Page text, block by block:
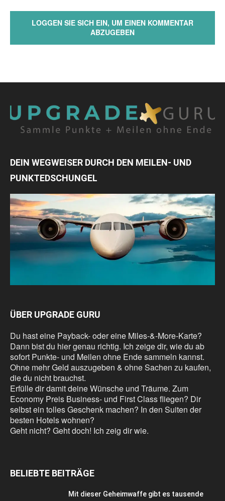
LOGGEN SIE SICH EIN, UM EINEN KOMMENTAR
ABZUGEBEN
DEIN WEGWEISER DURCH DEN MEILEN- UND
PUNKTEDSCHUNGEL
ÜBER UPGRADE GURU
Du hast eine Payback- oder eine Miles-&-More-Karte?
Dann bist du hier genau richtig. Ich zeige dir, wie du ab
sofort Punkte- und Meilen ohne Ende sammeln kannst.
Ohne mehr Geld auszugeben & ohne Sachen zu kaufen,
die du nicht brauchst.
Erfülle dir damit deine Wünsche und Träume. Zum
Economy Preis Business- und First Class fliegen? Dir
selbst ein tolles Geschenk machen? In den Suiten der
besten Hotels wohnen?
Geht nicht? Geht doch! Ich zeig dir wie.
BELIEBTE BEITRÄGE
Mit dieser Geheimwaffe gibt es tausende